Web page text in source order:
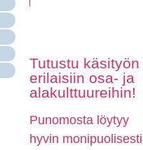
Tutustu käsityön
erilaisiin osa- ja
alakulttuureihin!
Punomosta löytyy
hyvin monipuolisesti